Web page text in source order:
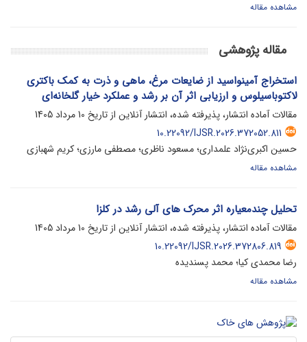
مشاهده مقاله
مقاله پژوهشی
استخراج آمینواسید از ضایعات مرغ، ماهی و ذرت به کمک باکتری
لاکتوباسیلوس و ارزیابی اثر آن بر رشد و عملکرد خیار گلخانه‌ای
مقالات آماده انتشار، پذیرفته شده، انتشار آنلاین از تاریخ 10 مرداد 1405
10.22092/IJSR.2026.372052.811
حسین اکبری‌نژاد علمداری؛ مسعود ناظری؛ مصطفی مارزی؛ کریم شهبازی
مشاهده مقاله
تحلیل چندمعیاره اثر محرک های آلی رشد در کلزا
مقالات آماده انتشار، پذیرفته شده، انتشار آنلاین از تاریخ 10 مرداد 1405
10.22092/IJSR.2026.372806.819
رضا محمدی کیا؛ محمد پسندیده
مشاهده مقاله